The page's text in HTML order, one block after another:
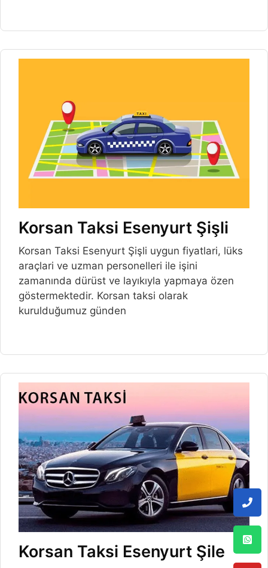
Korsan Taksi Esenyurt Şişli
Korsan Taksi Esenyurt Şişli uygun fiyatlari, lüks
araçlari ve uzman personelleri ile işini
zamanında dürüst ve layıkıyla yapmaya özen
göstermektedir. Korsan taksi olarak
kurulduğumuz günden
Korsan Taksi Esenyurt Şile